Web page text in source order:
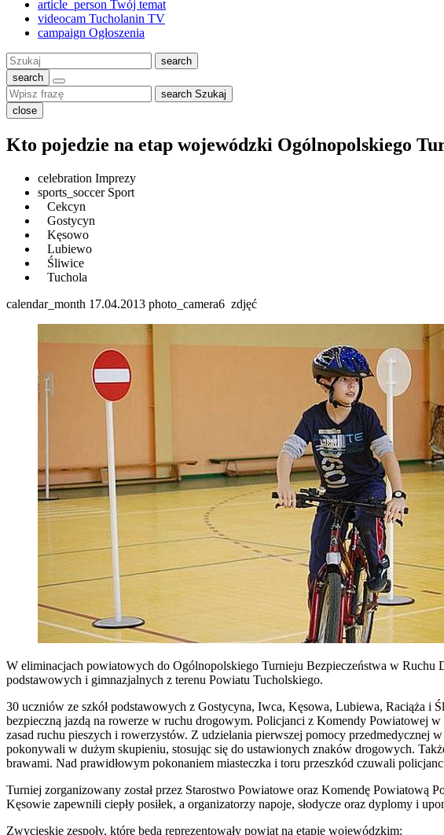
article_person Twój temat
videocam Tucholanin TV
campaign Ogłoszenia
Szukaj:
search
search
search Szukaj
close
Kto pojedzie na etap wojewódzki Ogólnopolskiego
celebration Imprezy
sports_soccerSport
Cekcyn
Gostycyn
Kęsowo
Lubiewo
Śliwice
Tuchola
calendar_month 17.04.2013 photo_camera6 zdjęć
W eliminacjach powiatowych do Ogólnopolskiego Turnieju Bezpieczeństwa w Ruchu
podstawowych i gimnazjalnych z terenu Powiatu Tucholskiego.
30 uczniów ze szkół podstawowych z Gostycyna, Iwca, Kęsowa, Lubiewa, Raciąża i
bezpieczną jazdą na rowerze w ruchu drogowym. Policjanci z Komendy Powiatowej
zasad ruchu pieszych i rowerzystów. Z udzielania pierwszej pomocy przedmedycznej
pokonywali w dużym skupieniu, stosując się do ustawionych znaków drogowych.
brawami. Nad prawidłowym pokonaniem miasteczka i toru przeszkód czuwali
Turniej zorganizowany został przez Starostwo Powiatowe oraz Komendę Powiatową
Kęsowie zapewnili ciepły posiłek, a organizatorzy napoje, słodycze oraz dyplomy i
Zwycięskie zespoły, które będą reprezentowały powiat na etapie wojewódzkim: